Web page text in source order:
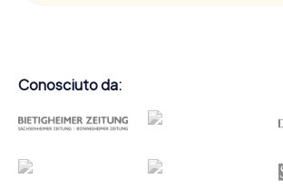
Conosciuto da: